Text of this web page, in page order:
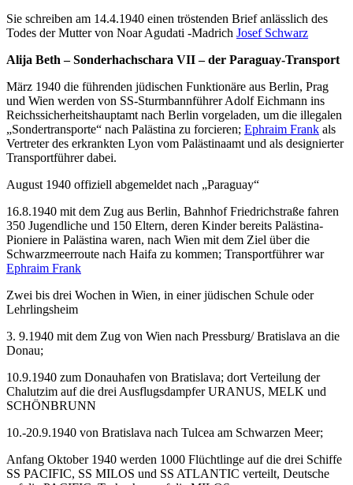
Sie schreiben am 14.4.1940 einen tröstenden Brief anlässlich des
Todes der Mutter von Noar Agudati -Madrich Josef Schwarz
Alija Beth – Sonderhachschara VII – der Paraguay-Transport
März 1940 die führenden jüdischen Funktionäre aus Berlin, Prag
und Wien werden von SS-Sturmbannführer Adolf Eichmann ins
Reichssicherheitshauptamt nach Berlin vorgeladen, um die illegalen
„Sondertransporte“ nach Palästina zu forcieren; Ephraim Frank als
Vertreter des erkrankten Lyon vom Palästinaamt und als designierter
Transportführer dabei.
August 1940 offiziell abgemeldet nach „Paraguay“
16.8.1940 mit dem Zug aus Berlin, Bahnhof Friedrichstraße fahren
350 Jugendliche und 150 Eltern, deren Kinder bereits Palästina-
Pioniere in Palästina waren, nach Wien mit dem Ziel über die
Schwarzmeerroute nach Haifa zu kommen; Transportführer war
Ephraim Frank
Zwei bis drei Wochen in Wien, in einer jüdischen Schule oder
Lehrlingsheim
3. 9.1940 mit dem Zug von Wien nach Pressburg/ Bratislava an die
Donau;
10.9.1940 zum Donauhafen von Bratislava; dort Verteilung der
Chalutzim auf die drei Ausflugsdampfer URANUS, MELK und
SCHÖNBRUNN
10.-20.9.1940 von Bratislava nach Tulcea am Schwarzen Meer;
Anfang Oktober 1940 werden 1000 Flüchtlinge auf die drei Schiffe
SS PACIFIC, SS MILOS und SS ATLANTIC verteilt, Deutsche